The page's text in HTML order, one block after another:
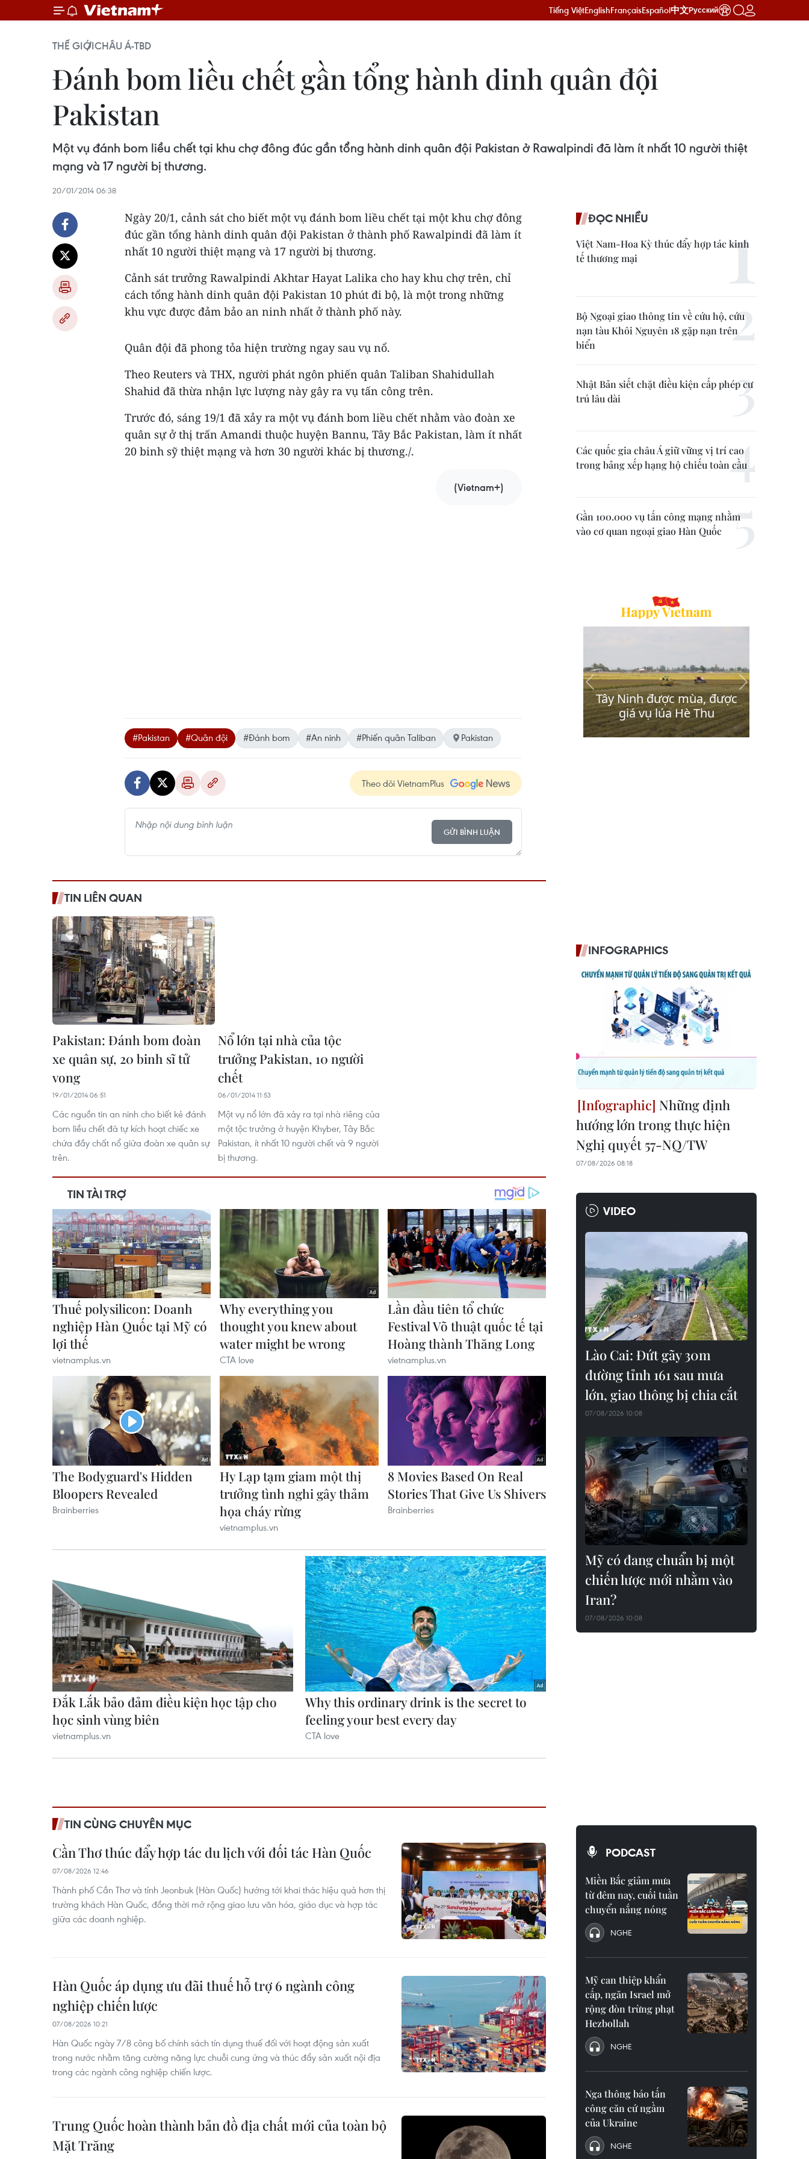
Tiếng ViệtEnglishFrançaisEspañol中文Русский
THẾ GIỚICHÂU Á-TBD
Đánh bom liều chết gần tổng hành dinh quân đội
Pakistan
Một vụ đánh bom liều chết tại khu chợ đông đúc gần tổng hành dinh quân đội Pakistan ở Rawalpindi đã làm ít nhất 10 người thiệt
mạng và 17 người bị thương.
20/01/2014 06:38
Ngày 20/1, cảnh sát cho biết một vụ đánh bom liều chết tại một khu chợ đông
đúc gần tổng hành dinh quân đội Pakistan ở thành phố Rawalpindi đã làm ít
nhất 10 người thiệt mạng và 17 người bị thương.
Cảnh sát trưởng Rawalpindi Akhtar Hayat Lalika cho hay khu chợ trên, chỉ
cách tổng hành dinh quân đội Pakistan 10 phút đi bộ, là một trong những
khu vực được đảm bảo an ninh nhất ở thành phố này.
Quân đội đã phong tỏa hiện trường ngay sau vụ nổ.
Theo Reuters và THX, người phát ngôn phiến quân Taliban Shahidullah
Shahid đã thừa nhận lực lượng này gây ra vụ tấn công trên.
Trước đó, sáng 19/1 đã xảy ra một vụ đánh bom liều chết nhằm vào đoàn xe
quân sự ở thị trấn Amandi thuộc huyện Bannu, Tây Bắc Pakistan, làm ít nhất
20 binh sỹ thiệt mạng và hơn 30 người khác bị thương./.
(Vietnam+)
#Pakistan #Quân đội #Đánh bom #An ninh #Phiến quân Taliban Pakistan
Theo dõi VietnamPlus
GỬI BÌNH LUẬN
TIN LIÊN QUAN
Pakistan: Đánh bom đoàn
xe quân sự, 20 binh sĩ tử
vong
19/01/2014 06:51
Các nguồn tin an ninh cho biết kẻ đánh
bom liều chết đã tự kích hoạt chiếc xe
chứa đầy chất nổ giữa đoàn xe quân sự
trên.
Nổ lớn tại nhà của tộc
trưởng Pakistan, 10 người
chết
06/01/2014 11:53
Một vụ nổ lớn đã xảy ra tại nhà riêng của
một tộc trưởng ở huyện Khyber, Tây Bắc
Pakistan, ít nhất 10 người chết và 9 người
bị thương.
TIN CÙNG CHUYÊN MỤC
Cần Thơ thúc đẩy hợp tác du lịch với đối tác Hàn Quốc
07/08/2026 12:46
Thành phố Cần Thơ và tỉnh Jeonbuk (Hàn Quốc) hướng tới khai thác hiệu quả hơn thị
trường khách Hàn Quốc, đồng thời mở rộng giao lưu văn hóa, giáo dục và hợp tác
giữa các doanh nghiệp.
Hàn Quốc áp dụng ưu đãi thuế hỗ trợ 6 ngành công
nghiệp chiến lược
07/08/2026 10:21
Hàn Quốc ngày 7/8 công bố chính sách tín dụng thuế đối với hoạt động sản xuất
trong nước nhằm tăng cường năng lực chuỗi cung ứng và thúc đẩy sản xuất nội địa
trong các ngành công nghiệp chiến lược.
Trung Quốc hoàn thành bản đồ địa chất mới của toàn bộ
Mặt Trăng
ĐỌC NHIỀU
Việt Nam-Hoa Kỳ thúc đẩy hợp tác kinh
tế thương mại
Bộ Ngoại giao thông tin về cứu hộ, cứu
nạn tàu Khôi Nguyên 18 gặp nạn trên
biển
Nhật Bản siết chặt điều kiện cấp phép cư
trú lâu dài
Các quốc gia châu Á giữ vững vị trí cao
trong bảng xếp hạng hộ chiếu toàn cầu
Gần 100.000 vụ tấn công mạng nhằm
vào cơ quan ngoại giao Hàn Quốc
INFOGRAPHICS
Những định
hướng lớn trong thực hiện
Nghị quyết 57-NQ/TW
07/08/2026 08:18
VIDEO
Lào Cai: Đứt gãy 30m
đường tỉnh 161 sau mưa
lớn, giao thông bị chia cắt
07/08/2026 10:08
Mỹ có đang chuẩn bị một
chiến lược mới nhằm vào
Iran?
07/08/2026 10:08
PODCAST
Miền Bắc giảm mưa
từ đêm nay, cuối tuần
chuyển nắng nóng
NGHE
Mỹ can thiệp khẩn
cấp, ngăn Israel mở
rộng đòn trừng phạt
Hezbollah
NGHE
Nga thông báo tấn
công căn cứ ngầm
của Ukraine
NGHE